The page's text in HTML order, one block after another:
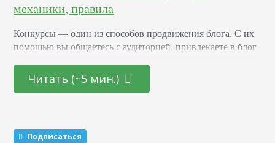
механики, правила
Конкурсы –– один из способов продвижения блога. С их
помощью вы общаетесь с аудиторией, привлекаете в блог
что вы обещаете участникам подарок за то, что они тем
или иным образом расскажут о вас другим пользователям.
механики, которые маркетологи советуют чередовать…
Читать (~5 мин.)
Подписаться